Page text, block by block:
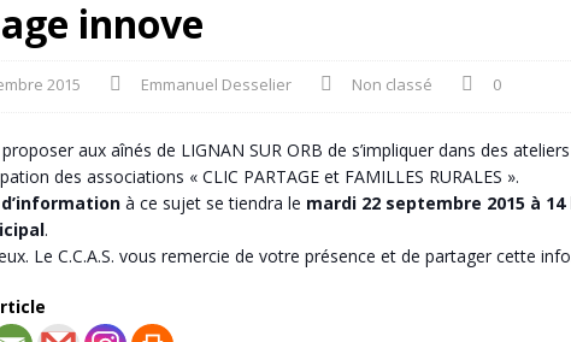
innove
2015 Emmanuel Desselier Non classé 0
proposer aux aînés de LIGNAN SUR ORB de s’impliquer dans des
des associations « CLIC PARTAGE et FAMILLES RURALES ».
à ce sujet se tiendra le mardi 22 septembre 2015 à 14
.
Le C.C.A.S. vous remercie de votre présence et de partager cette